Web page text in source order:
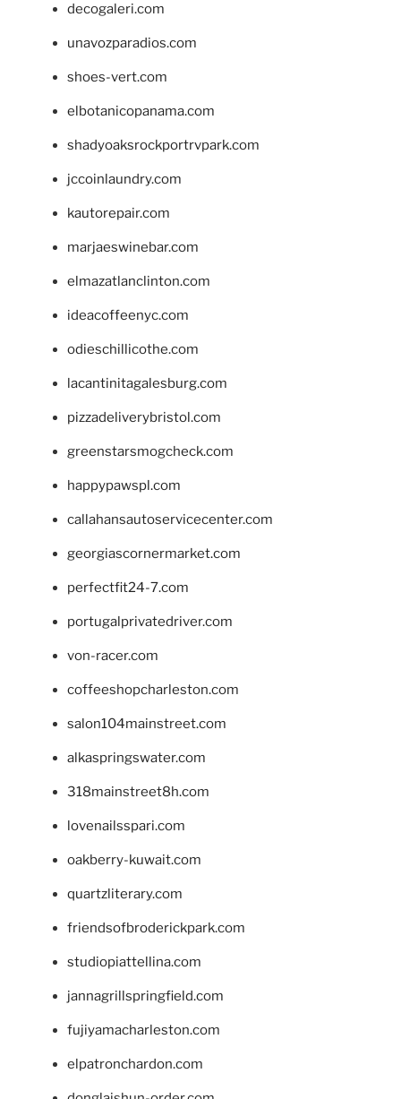
decogaleri.com
unavozparadios.com
shoes-vert.com
elbotanicopanama.com
shadyoaksrockportrvpark.com
jccoinlaundry.com
kautorepair.com
marjaeswinebar.com
elmazatlanclinton.com
ideacoffeenyc.com
odieschillicothe.com
lacantinitagalesburg.com
pizzadeliverybristol.com
greenstarsmogcheck.com
happypawspl.com
callahansautoservicecenter.com
georgiascornermarket.com
perfectfit24-7.com
portugalprivatedriver.com
von-racer.com
coffeeshopcharleston.com
salon104mainstreet.com
alkaspringswater.com
318mainstreet8h.com
lovenailsspari.com
oakberry-kuwait.com
quartzliterary.com
friendsofbroderickpark.com
studiopiattellina.com
jannagrillspringfield.com
fujiyamacharleston.com
elpatronchardon.com